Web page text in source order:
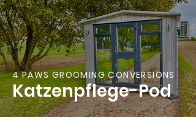
4 PAWS GROOMING CONVERSIONS
Katzenpflege-Pod